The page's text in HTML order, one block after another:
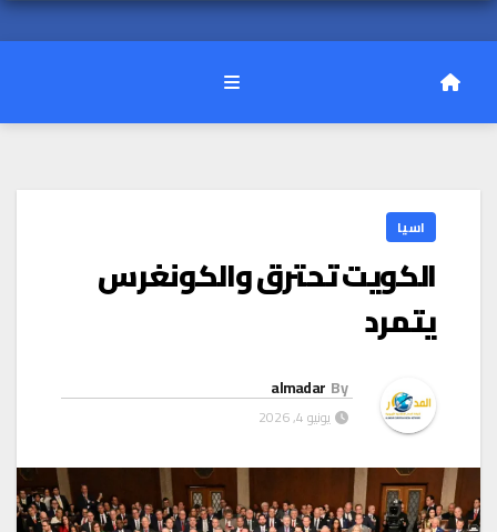
اسيا
الكويت تحترق والكونغرس
يتمرد
By
almadar
يونيو 4, 2026